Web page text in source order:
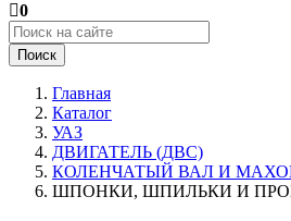
0
Поиск
Главная
Каталог
УАЗ
ДВИГАТЕЛЬ (ДВС)
КОЛЕНЧАТЫЙ ВАЛ И
ШПОНКИ, ШПИЛЬКИ И